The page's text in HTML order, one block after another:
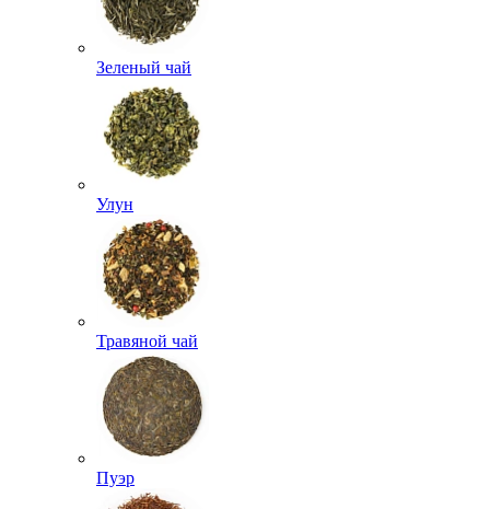
Зеленый чай
Улун
Травяной чай
Пуэр